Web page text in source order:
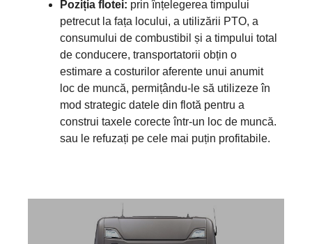
Poziția flotei: prin înțelegerea timpului
petrecut la fața locului, a utilizării PTO, a
consumului de combustibil și a timpului total
de conducere, transportatorii obțin o
estimare a costurilor aferente unui anumit
loc de muncă, permițându-le să utilizeze în
mod strategic datele din flotă pentru a
construi taxele corecte într-un loc de muncă.
sau le refuzați pe cele mai puțin profitabile.